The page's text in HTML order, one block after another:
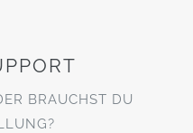
BRAUCHST DU